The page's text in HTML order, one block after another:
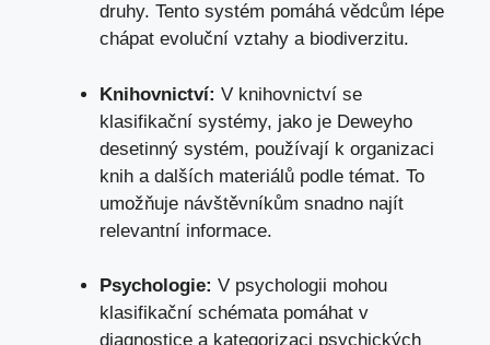
druhy. Tento systém pomáhá vědcům lépe
chápat evoluční vztahy a biodiverzitu.
Knihovnictví: V knihovnictví se
klasifikační systémy, jako je​ Deweyho
desetinný systém, používají k‌ organizaci
knih⁢ a dalších materiálů podle témat.⁤ To
umožňuje návštěvníkům snadno najít
relevantní informace.
Psychologie: V psychologii mohou
klasifikační‌ schémata pomáhat v
diagnostice⁢ a kategorizaci psychických